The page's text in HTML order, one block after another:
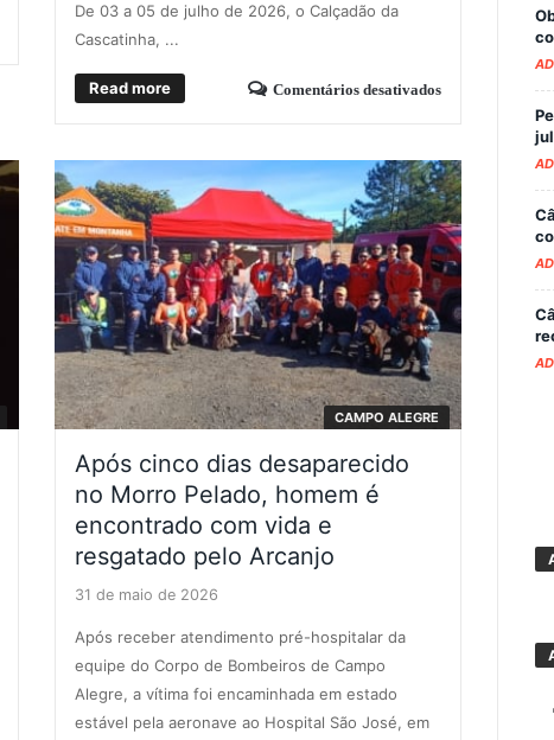
De 03 a 05 de julho de 2026, o Calçadão da
Cascatinha, ...
Read more Comentários desativados
CAMPO ALEGRE
Após cinco dias desaparecido
no Morro Pelado, homem é
encontrado com vida e
resgatado pelo Arcanjo
31 de maio de 2026
Após receber atendimento pré-hospitalar da
equipe do Corpo de Bombeiros de Campo
Alegre, a vítima foi encaminhada em estado
estável pela aeronave ao Hospital São José, em